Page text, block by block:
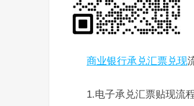
商业银行承兑汇票兑现
1.电子承兑汇票贴现流